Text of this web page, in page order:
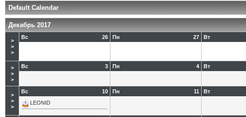
Default Calendar
Декабрь 2017
>
>
>
26
Вс 27
Пн Вт
>
>
>
3
Вс 4
Пн Вт
>
>
>
10
Вс
LEONID
11
Пн Вт